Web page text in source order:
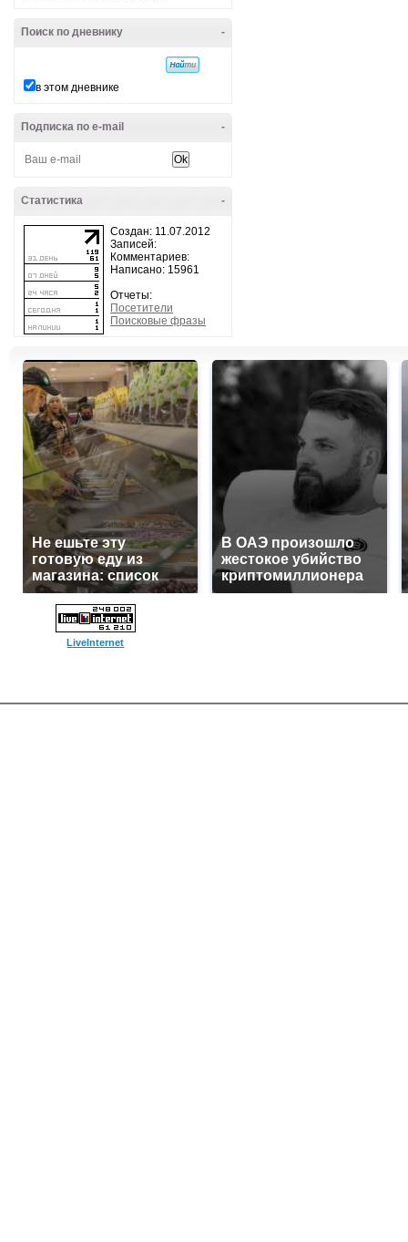
-
Поиск по дневнику
в этом дневнике
-
Подписка по e-mail
-
Статистика
Создан: 11.07.2012
Записей:
Комментариев:
Написано: 15961
Отчеты:
Посетители
Поисковые фразы
Не ешьте эту
готовую еду из
магазина: список
В ОАЭ произошло
жестокое убийство
криптомиллионера
LiveInternet